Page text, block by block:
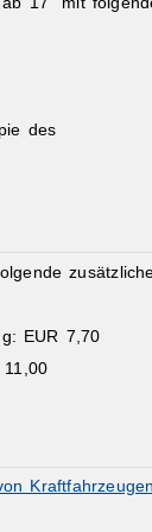
des
EUR 7,70
Kraftfahrzeugen